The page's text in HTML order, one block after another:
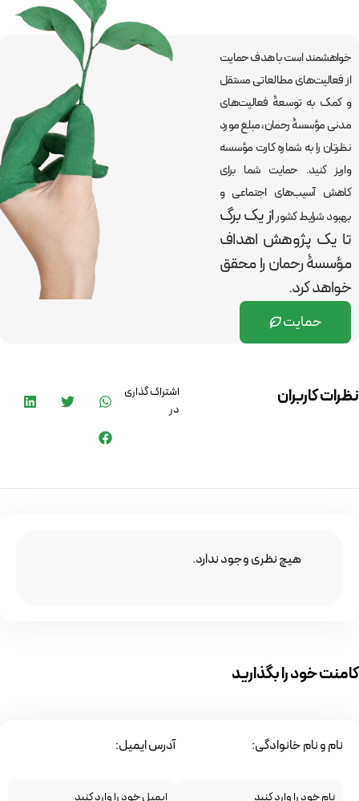
خواهشمند است با هدف حمایت
از فعالیت‌های مطالعاتی مستقل
و کمک به توسعۀ فعالیت‌های
مدنی مؤسسۀ رحمان، مبلغ مورد
نظرتان را به شماره کارت مؤسسه
واریز کنید. حمایت شما برای
کاهش آسیب‌های اجتماعی و
بهبود شرایط کشوراز یک برگ
تا یک پژوهش اهداف
مؤسسۀ رحمان رامحقق
خواهد کرد.
حمایت
نظرات کاربران
اشتراک گذاری
در
هیچ نظری وجود ندارد.
کامنت خود را بگذارید
نام و نام خانوادگی: آدرس ایمیل: